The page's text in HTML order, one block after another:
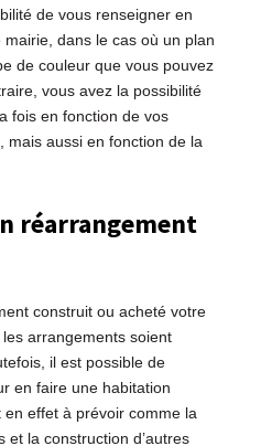
de vous renseigner en
dans le cas où un plan
de couleur que vous pouvez
vous avez la possibilité
fois en fonction de vos
mais aussi en fonction de la
réarrangement
construit ou acheté votre
arrangements soient
il est possible de
en faire une habitation
effet à prévoir comme la
et la construction d’autres